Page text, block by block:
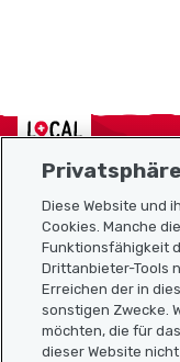
Localcities
Sitemap
Nützliche Links
Diese Website und
Cookies. Manche
Funktionsfähigkeit
Drittanbieter-Tools
Erreichen der in
sonstigen Zwecke.
möchten, die für
dieser Website